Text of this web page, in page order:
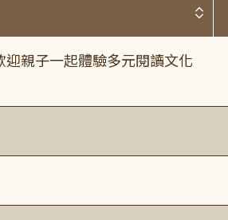
按
迎親子一起體驗多元閱讀文化